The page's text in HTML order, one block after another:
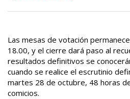
Las mesas de votación
18.00, y el cierre dará paso al
resultados definitivos se
cuando se realice el escrutinio
martes 28 de octubre, 48 horas
comicios.